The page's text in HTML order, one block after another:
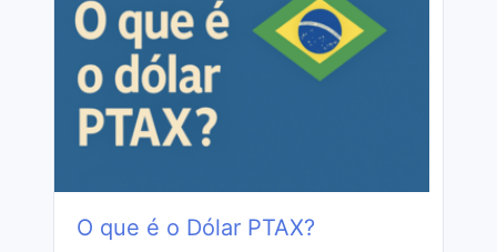
O que é o Dólar PTAX?